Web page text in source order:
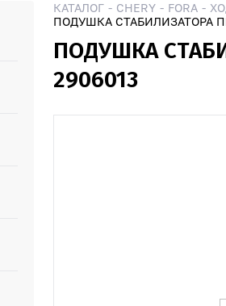
КАТАЛОГ CHERY FORA
ПОДУШКА СТАБИЛИЗАТОРА
ПОДУШКА
2906013